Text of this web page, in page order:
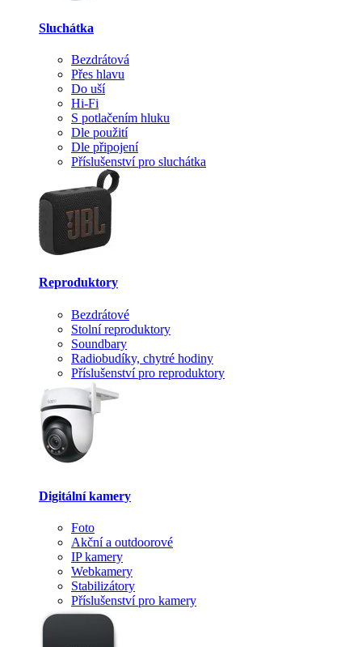
Sluchátka
Bezdrátová
Přes hlavu
Do uší
Hi-Fi
S potlačením hluku
Dle použití
Dle připojení
Příslušenství pro sluchátka
Reproduktory
Bezdrátové
Stolní reproduktory
Soundbary
Radiobudíky, chytré hodiny
Příslušenství pro reproduktory
Digitální kamery
Foto
Akční a outdoorové
IP kamery
Webkamery
Stabilizátory
Příslušenství pro kamery